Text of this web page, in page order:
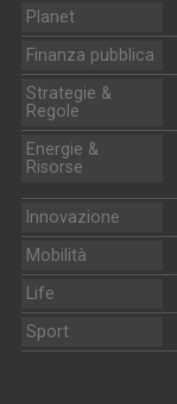
Planet
Finanza pubblica
Strategie &
Regole
Energie &
Risorse
Innovazione
Mobilità
Life
Sport